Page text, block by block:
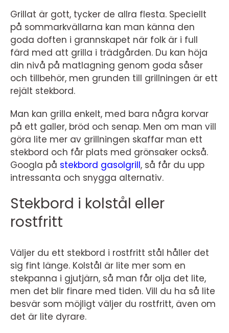
Grillat är gott, tycker de allra flesta. Speciellt
på sommarkvällarna kan man känna den
goda doften i grannskapet när folk är i full
färd med att grilla i trädgården. Du kan höja
din nivå på matlagning genom goda såser
och tillbehör, men grunden till grillningen är ett
rejält stekbord.
Man kan grilla enkelt, med bara några korvar
på ett galler, bröd och senap. Men om man vill
göra lite mer av grillningen skaffar man ett
stekbord och får plats med grönsaker också.
Googla på stekbord gasolgrill, så får du upp
intressanta och snygga alternativ.
Stekbord i kolstål eller
rostfritt
Väljer du ett stekbord i rostfritt stål håller det
sig fint länge. Kolstål är lite mer som en
stekpanna i gjutjärn, så man får olja det lite,
men det blir finare med tiden. Vill du ha så lite
besvär som möjligt väljer du rostfritt, även om
det är lite dyrare.